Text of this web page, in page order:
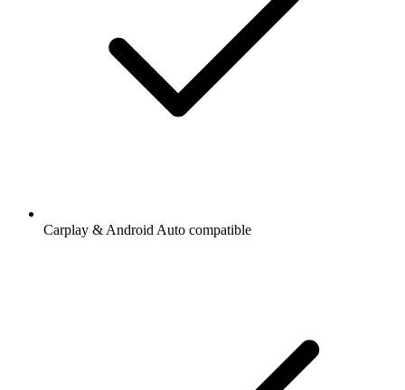
Carplay & Android Auto compatible